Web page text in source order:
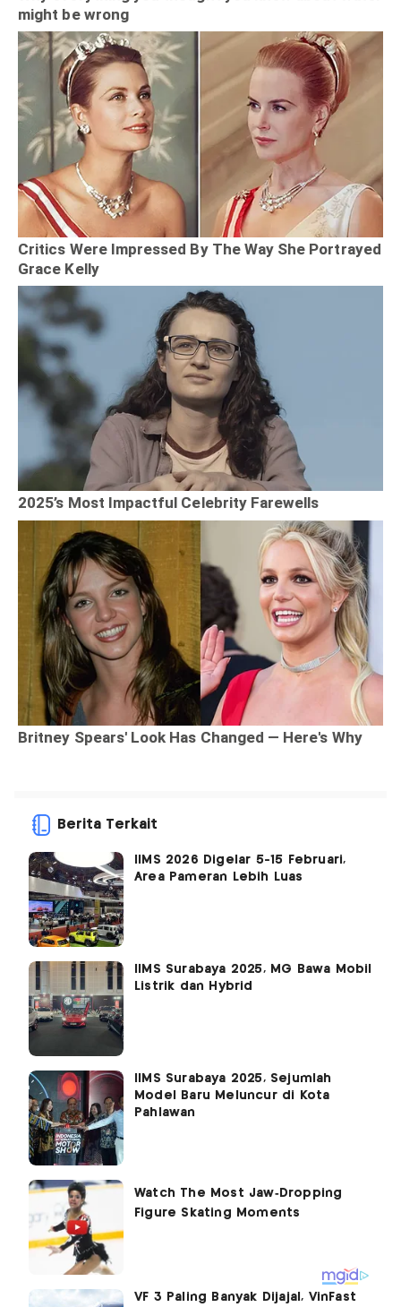
Berita Terkait
IIMS 2026 Digelar 5-15 Februari,
Area Pameran Lebih Luas
IIMS Surabaya 2025, MG Bawa Mobil
Listrik dan Hybrid
IIMS Surabaya 2025, Sejumlah
Model Baru Meluncur di Kota
Pahlawan
VF 3 Paling Banyak Dijajal, VinFast